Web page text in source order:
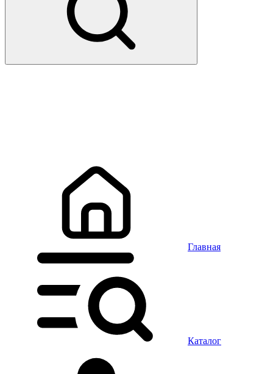
Главная
Каталог